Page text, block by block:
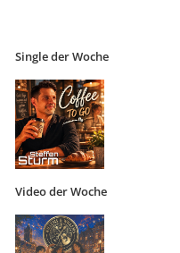
Single der Woche
Video der Woche